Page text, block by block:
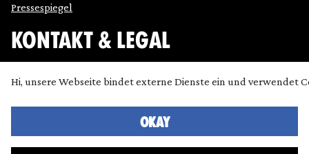
Pressespiegel
KONTAKT & LEGAL
Datenschutz
Presse
Hi, unsere Webseite bindet externe Dienste ein und verwendet
OKAY